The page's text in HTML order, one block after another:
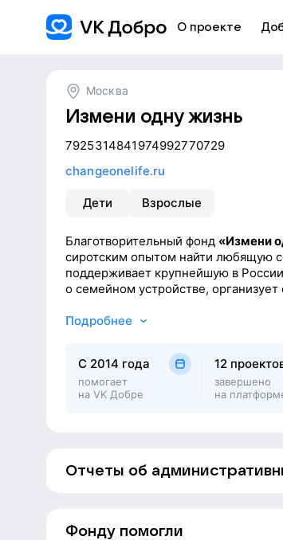
О проекте
Москва
Измени одну жизнь
7925314841974992770729
changeonelife.ru
Дети Взрослые
Благотворительный фонд «Измени
сиротским опытом найти любящую
поддерживает крупнейшую в
о семейном устройстве,
программы для приемных родителей.
Миссия фонда — чтобы у каждого
счастливое будущее.
Подробнее
C 2014 года
помогает
на VK Добре
12
завершено
на
Отчеты об
Фонду помогли